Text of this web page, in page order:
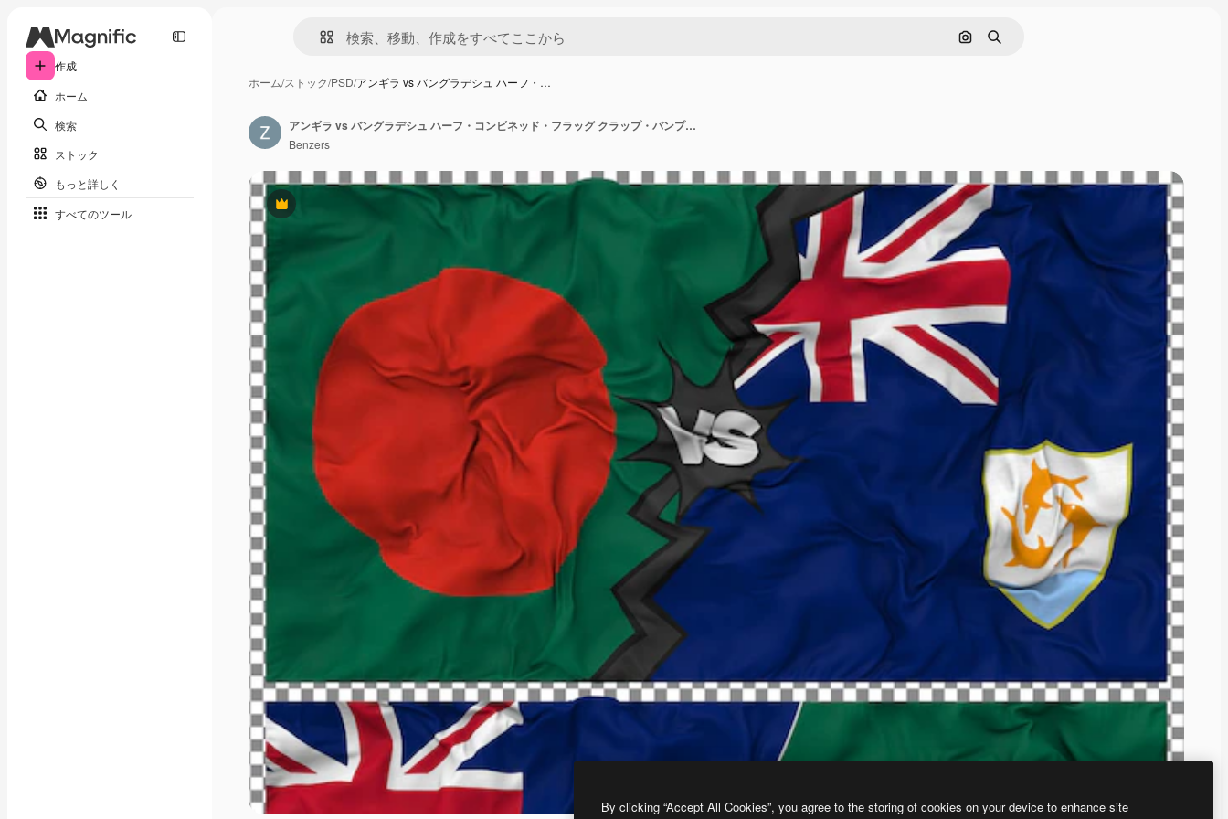
作成
ホーム
検索
ストック
もっと詳しく
すべてのツール
画像で検索
検索
ホーム/ストック/PSD/アンギラ vs バングラデシュ ハーフ・…
Premium
アンギラ vs バングラデシュ ハーフ・コンビネッド・フラッグ クラップ・バンプ・テクスチャー 3Dレンダリング
Benzers
By clicking “Accept All Cookies”, you agree to the storing of cookies on your device to enhance site